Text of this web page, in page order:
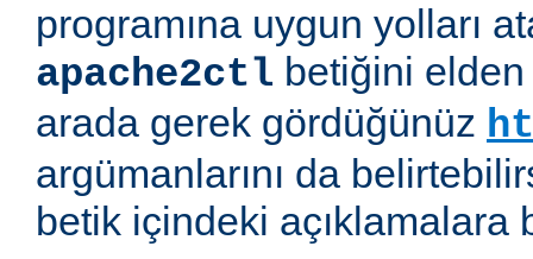
programına uygun yolları
apache2ctl betiğini
arada gerek gördüğünüz
argümanlarını da
betik içindeki açıklamalara